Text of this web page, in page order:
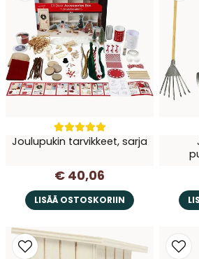
Kyllä, saatte julkaista
Lähetä
Joulupukin tarvikkeet, sarja
€ 40,06
LISÄÄ OSTOSKORIIN